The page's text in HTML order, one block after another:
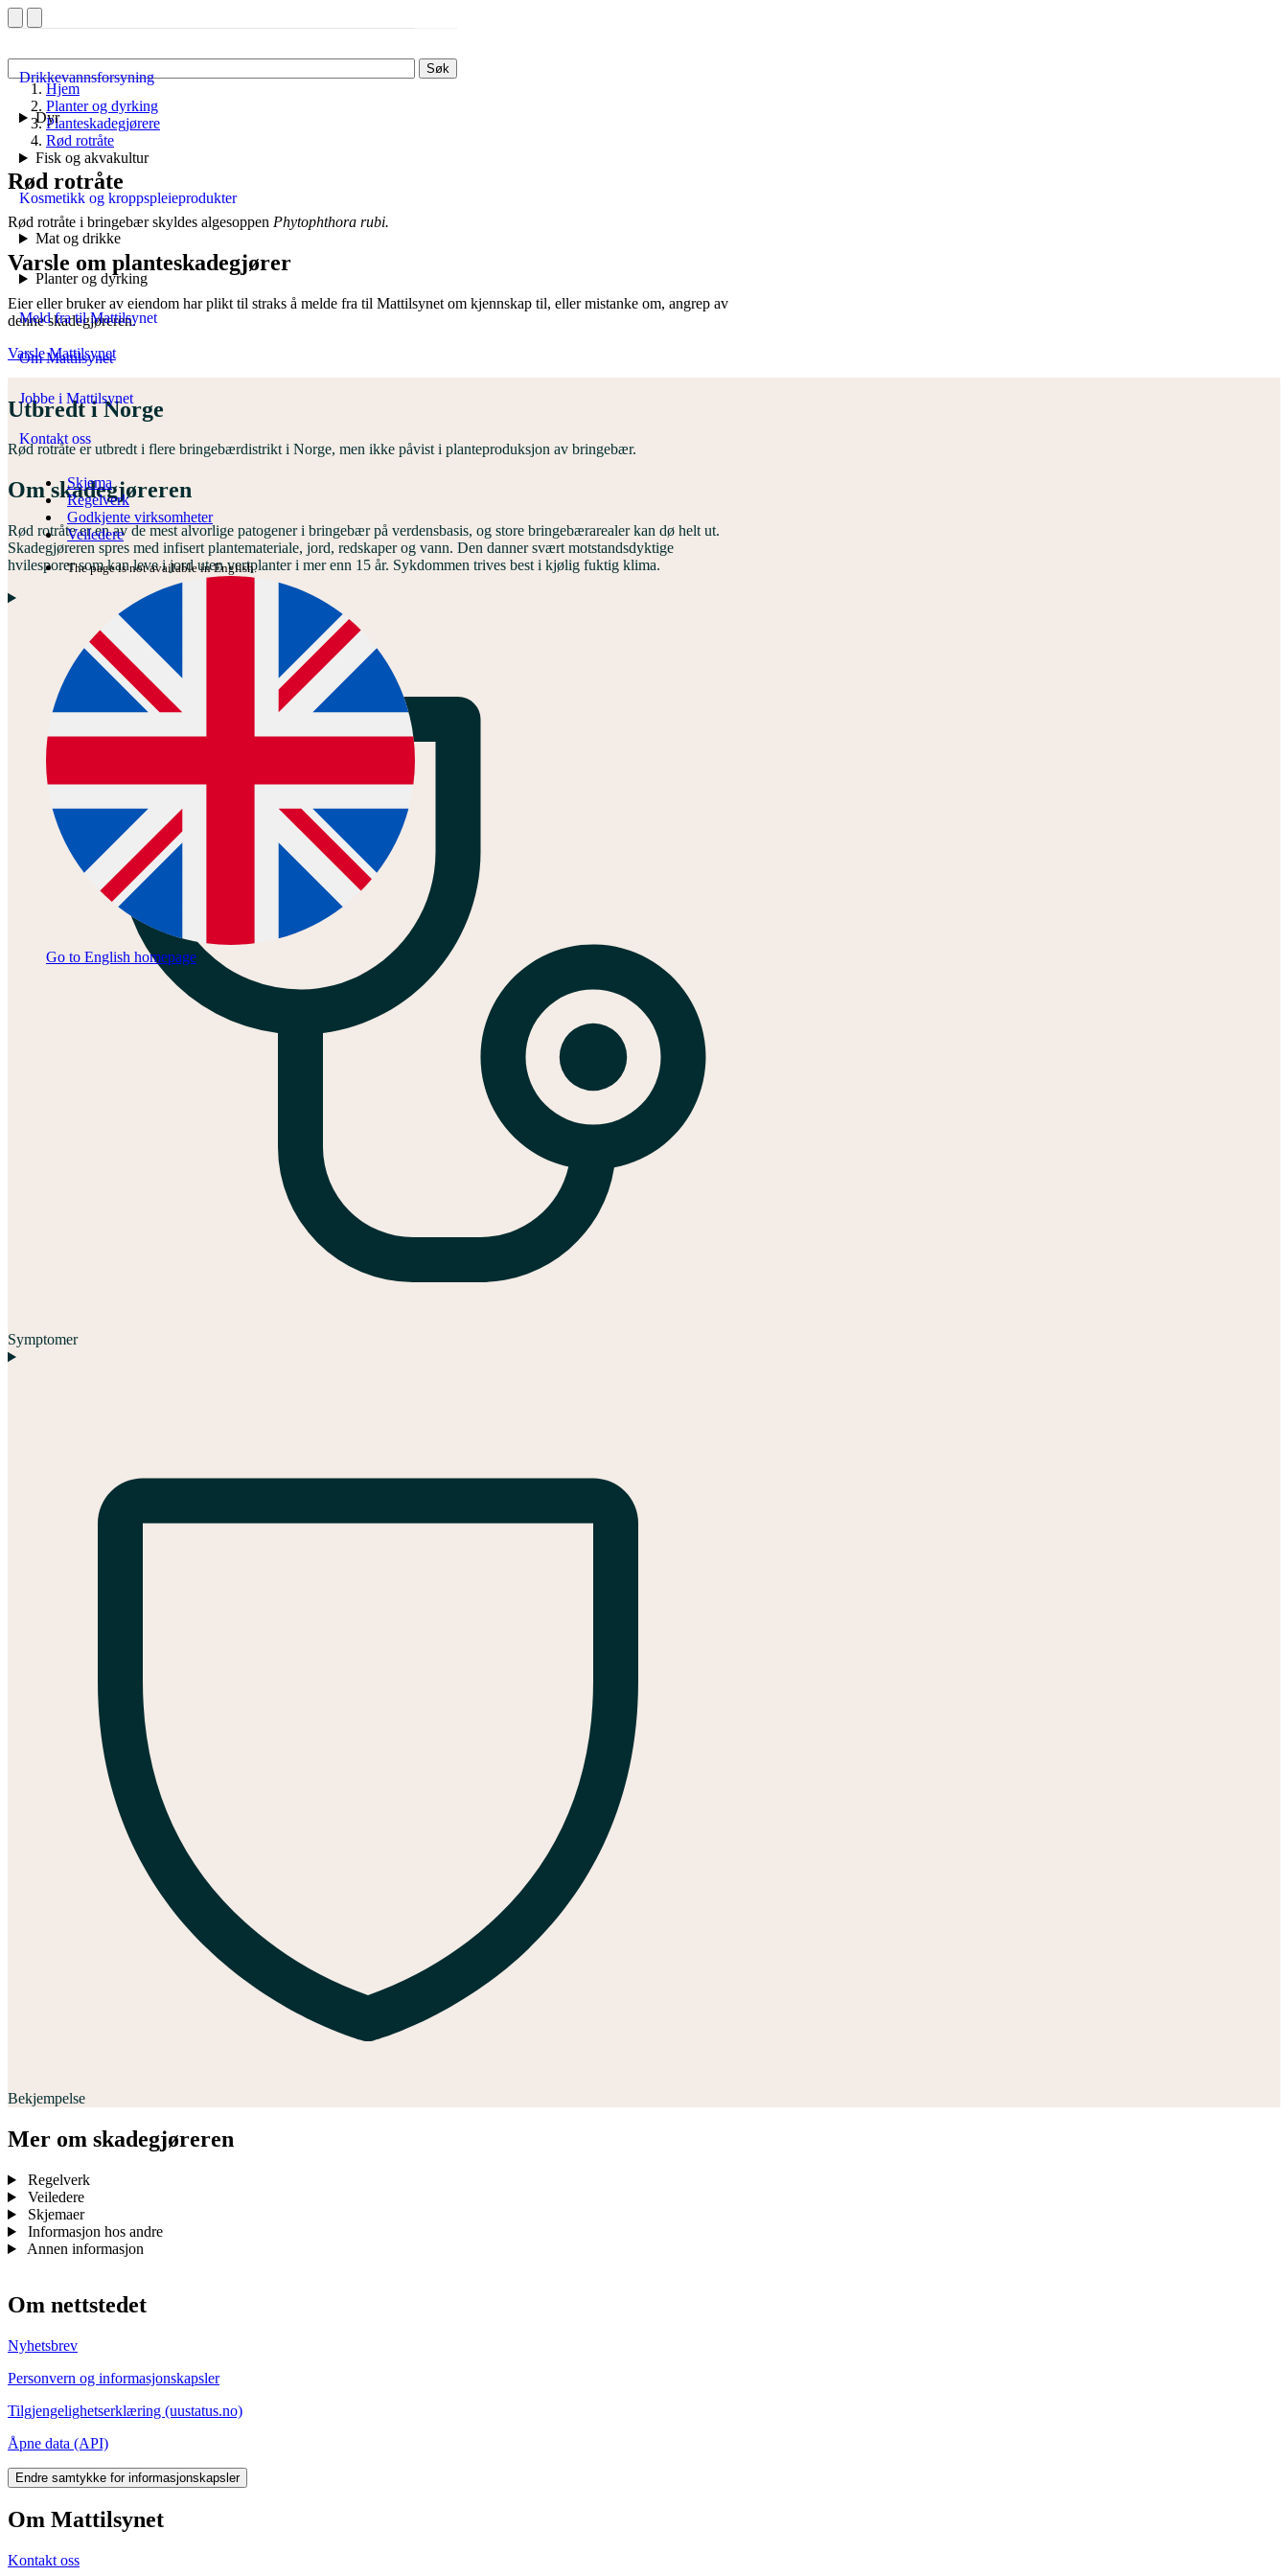
Søk
Drikkevannsforsyning
Dyr
Fisk og akvakultur
Kosmetikk og kroppspleieprodukter
Mat og drikke
Planter og dyrking
Meld fra til Mattilsynet
Om Mattilsynet
Jobbe i Mattilsynet
Kontakt oss
Skjema
Regelverk
Godkjente virksomheter
Veiledere
The page is not available in English.
Go to English homepage
Hjem
Planter og dyrking
Planteskadegjørere
Rød rotråte
Rød rotråte
Rød rotråte i bringebær skyldes algesoppen Phytophthora rubi.
Varsle om planteskadegjører
Eier eller bruker av eiendom har plikt til straks å melde fra til Mattilsynet om kjennskap til, eller mistanke om, angrep av
denne skadegjøreren.
Varsle Mattilsynet
Utbredt i Norge
Rød rotråte er utbredt i flere bringebærdistrikt i Norge, men ikke påvist i planteproduksjon av bringebær.
Om skadegjøreren
Rød rotråte er en av de mest alvorlige patogener i bringebær på verdensbasis, og store bringebærarealer kan dø helt ut.
Skadegjøreren spres med infisert plantemateriale, jord, redskaper og vann. Den danner svært motstandsdyktige
hvilesporer som kan leve i jord uten vertplanter i mer enn 15 år. Sykdommen trives best i kjølig fuktig klima.
Symptomer
Bekjempelse
Mer om skadegjøreren
Regelverk
Veiledere
Skjemaer
Informasjon hos andre
Annen informasjon
Om nettstedet
Nyhetsbrev
Personvern og informasjonskapsler
Tilgjengelighetserklæring (uustatus.no)
Åpne data (API)
Endre samtykke for informasjonskapsler
Om Mattilsynet
Kontakt oss